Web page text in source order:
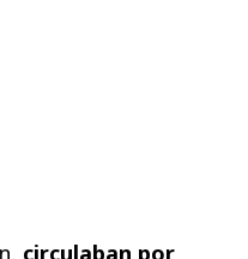
circulaban por